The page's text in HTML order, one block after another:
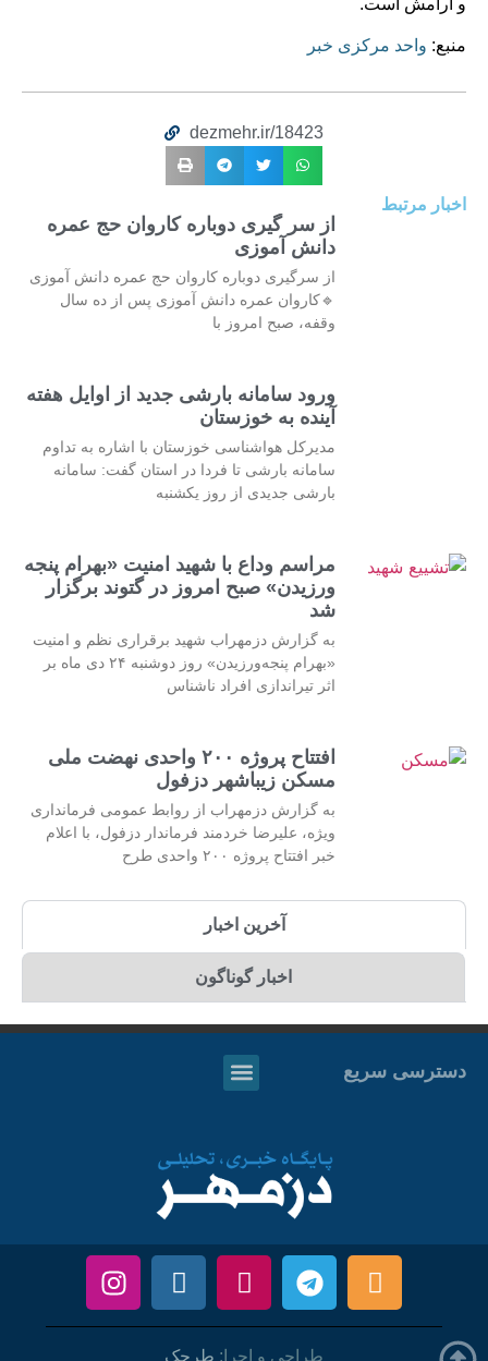
منبع: واحد مرکزی خبر
dezmehr.ir/18423
اخبار مرتبط
از سر گیری دوباره کاروان حج عمره
دانش آموزی
از سرگیری دوباره کاروان حج عمره دانش آموزی
🔹کاروان عمره دانش آموزی پس از ده سال
وقفه، صبح امروز با
ورود سامانه بارشی جدید از اوایل هفته
آینده به خوزستان
مدیرکل هواشناسی خوزستان با اشاره به تداوم
سامانه بارشی تا فردا در استان گفت: سامانه
بارشی جدیدی از روز یکشنبه
مراسم وداع با شهید امنیت «بهرام پنجه
ورزیدن» صبح امروز در گتوند برگزار
شد
به گزارش دزمهراب شهید برقراری نظم و امنیت
«بهرام پنجه‌ورزیدن» روز دوشنبه ۲۴ دی ماه بر
اثر تیراندازی افراد ناشناس
افتتاح پروژه ۲۰۰ واحدی نهضت ملی
مسکن زیباشهر دزفول
به گزارش دزمهراب از روابط عمومی فرمانداری
ویژه، علیرضا خردمند فرماندار دزفول، با اعلام
خبر افتتاح پروژه ۲۰۰ واحدی طرح
آخرین اخبار
اخبار گوناگون
دسترسی سریع
طراحی و اجرا: طرحک